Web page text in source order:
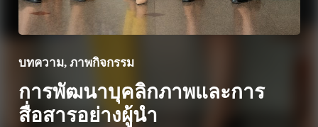
บทความ, ภาพกิจกรรม
การพัฒนาบุคลิกภาพและการ
สื่อสารอย่างผู้นำ